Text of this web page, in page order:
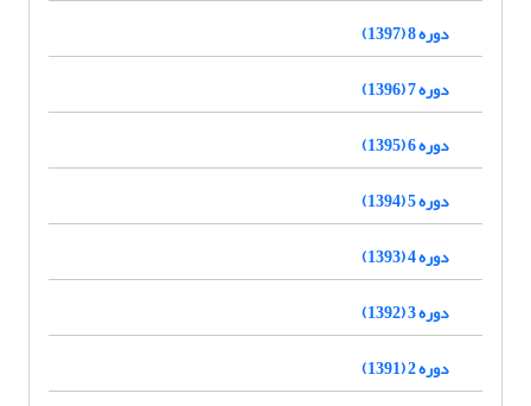
دوره 8 (1397)
دوره 7 (1396)
دوره 6 (1395)
دوره 5 (1394)
دوره 4 (1393)
دوره 3 (1392)
دوره 2 (1391)